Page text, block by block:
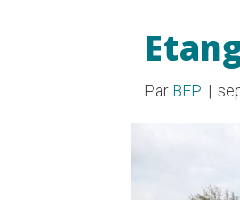
Par BEP |